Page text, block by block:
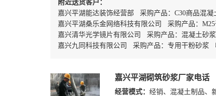
附近送货客户：
嘉兴平湖能达装饰经营部 采购产品：C30商品混
嘉兴平湖桑乐金网络科技有限公司 采购产品：
嘉兴清华光学镜片有限公司 采购产品：混凝土砂
嘉兴九同科技有限公司 采购产品：专用干粉砂浆
嘉兴平湖砌筑砂浆厂家电话
经营模式： 经销、混凝土制品、